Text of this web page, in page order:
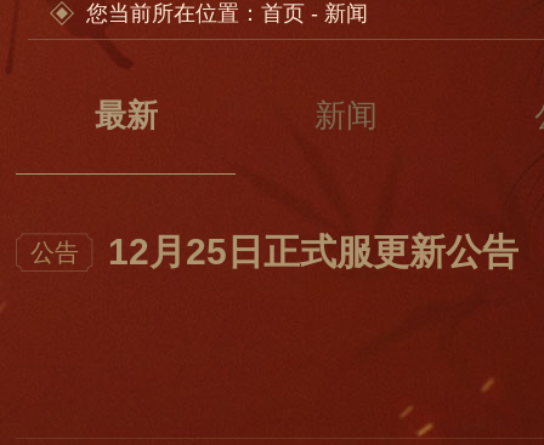
您当前所在位置： 首页 - 新闻
最新 新闻
公告 12月25日正式服更新公告